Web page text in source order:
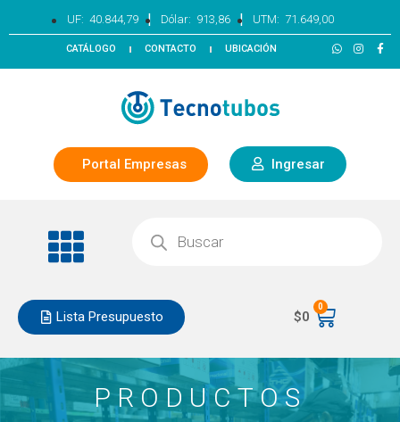
UF: 40.844,79 | Dólar: 913,86 | UTM: 71.649,00
CATÁLOGO CONTACTO UBICACIÓN
Portal Empresas Ingresar
Lista Presupuesto $0
0
PRODUCTOS